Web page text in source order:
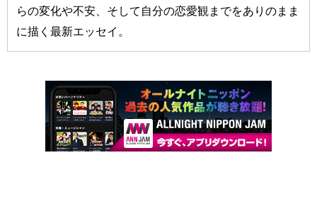
らの変化や不安、そして自分の恋愛観までをありのまま
に描く最新エッセイ。